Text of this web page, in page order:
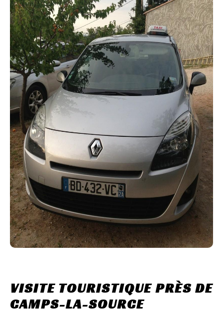
VISITE TOURISTIQUE PRÈS DE
CAMPS-LA-SOURCE